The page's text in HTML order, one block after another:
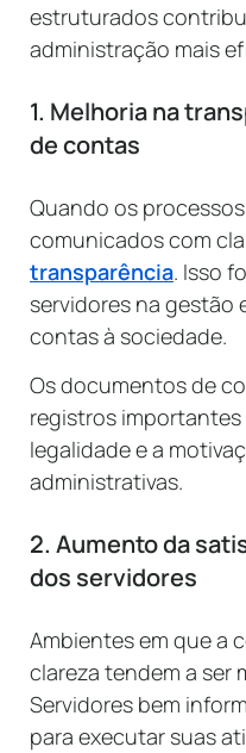
estruturados
administração mais
1. Melhoria na
de contas
Quando os
comunicados com
transparência. Isso
servidores na gestão
contas à sociedade.
Os documentos de
registros
legalidade e a
administrativas.
2. Aumento da
dos servidores
Ambientes em que a
clareza tendem a ser
Servidores bem
para executar suas